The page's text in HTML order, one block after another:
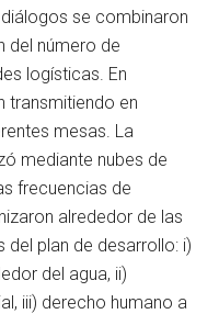
se combinaron
del número de
logísticas. En
transmitiendo en
mesas. La
mediante nubes de
frecuencias de
alrededor de las
plan de desarrollo: i)
del agua, ii)
iii) derecho humano a